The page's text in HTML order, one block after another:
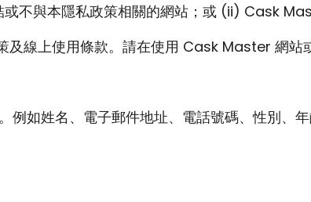
不與本隱私政策相關的網站；或 (ii) Cask
線上使用條款。請在使用 Cask Master 網站
例如姓名、電子郵件地址、電話號碼、性別、